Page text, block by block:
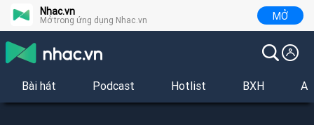
Nhac.vn
Mở trong ứng dụng Nhac.vn MỞ
Bài hát Podcast Hotlist BXH